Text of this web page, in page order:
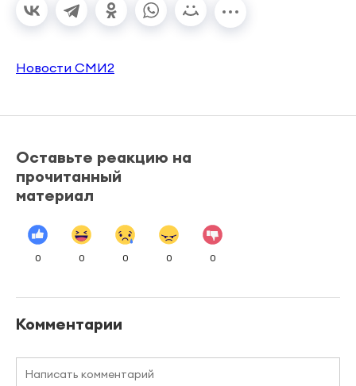
Новости СМИ2
Оставьте реакцию на
прочитанный
материал
0 0 0 0 0
Комментарии